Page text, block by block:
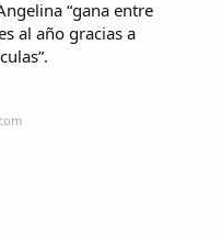
“gana entre
al año gracias a